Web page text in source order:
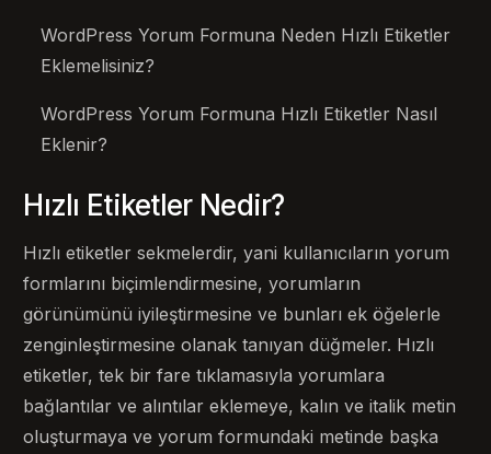
WordPress Yorum Formuna Neden Hızlı Etiketler
Eklemelisiniz?
WordPress Yorum Formuna Hızlı Etiketler Nasıl
Eklenir?
Hızlı Etiketler Nedir?
Hızlı etiketler sekmelerdir, yani kullanıcıların yorum
formlarını biçimlendirmesine, yorumların
görünümünü iyileştirmesine ve bunları ek öğelerle
zenginleştirmesine olanak tanıyan düğmeler. Hızlı
etiketler, tek bir fare tıklamasıyla yorumlara
bağlantılar ve alıntılar eklemeye, kalın ve italik metin
oluşturmaya ve yorum formundaki metinde başka